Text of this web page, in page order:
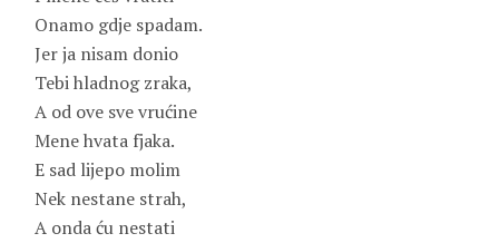
Onamo gdje spadam.
Jer ja nisam donio
Tebi hladnog zraka,
A od ove sve vrućine
Mene hvata fjaka.
E sad lijepo molim
Nek nestane strah,
A onda ću nestati